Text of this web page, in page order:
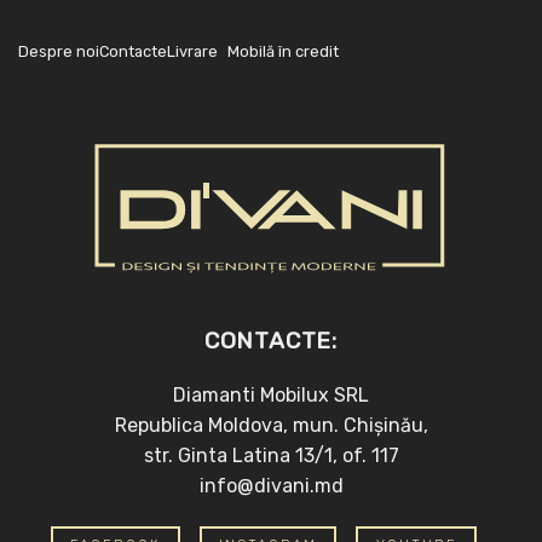
Despre noiContacteLivrare Mobilă în credit
CONTACTE:
Diamanti Mobilux SRL
Republica Moldova, mun. Chișinău,
str. Ginta Latina 13/1, of. 117
info@divani.md